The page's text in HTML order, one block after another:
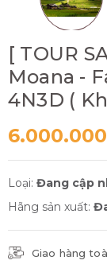
[ TOUR
Moana -
4N3D (
Loại: Đang cập
Hãng sản xuất:
Giao hàng